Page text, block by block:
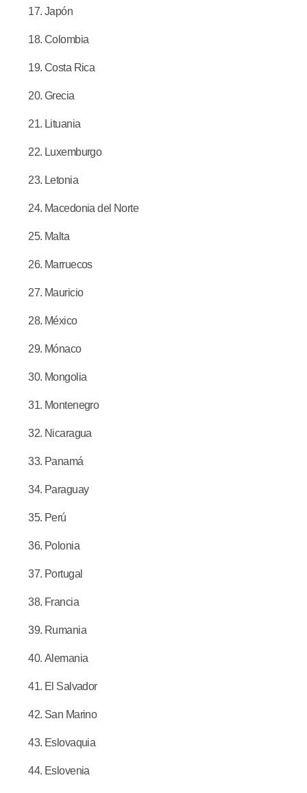
Japón
Colombia
Costa Rica
Grecia
Lituania
Luxemburgo
Letonia
Macedonia del Norte
Malta
Marruecos
Mauricio
México
Mónaco
Mongolia
Montenegro
Nicaragua
Panamá
Paraguay
Perú
Polonia
Portugal
Francia
Rumania
Alemania
El Salvador
San Marino
Eslovaquia
Eslovenia